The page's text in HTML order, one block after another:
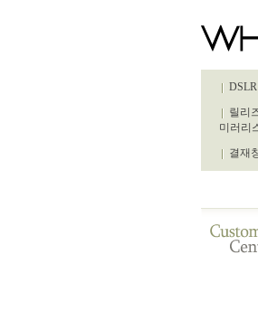
릴리
미러리
결재